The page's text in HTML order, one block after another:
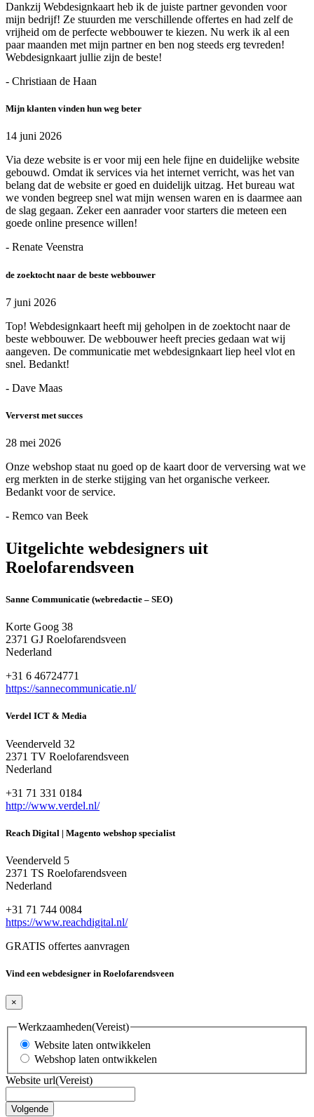
Dankzij Webdesignkaart heb ik de juiste partner gevonden voor
mijn bedrijf! Ze stuurden me verschillende offertes en had zelf de
vrijheid om de perfecte webbouwer te kiezen. Nu werk ik al een
paar maanden met mijn partner en ben nog steeds erg tevreden!
Webdesignkaart jullie zijn de beste!
- Christiaan de Haan
Mijn klanten vinden hun weg beter
14 juni 2026
Via deze website is er voor mij een hele fijne en duidelijke website
gebouwd. Omdat ik services via het internet verricht, was het van
belang dat de website er goed en duidelijk uitzag. Het bureau wat
we vonden begreep snel wat mijn wensen waren en is daarmee aan
de slag gegaan. Zeker een aanrader voor starters die meteen een
goede online presence willen!
- Renate Veenstra
de zoektocht naar de beste webbouwer
7 juni 2026
Top! Webdesignkaart heeft mij geholpen in de zoektocht naar de
beste webbouwer. De webbouwer heeft precies gedaan wat wij
aangeven. De communicatie met webdesignkaart liep heel vlot en
snel. Bedankt!
- Dave Maas
Ververst met succes
28 mei 2026
Onze webshop staat nu goed op de kaart door de verversing wat we
erg merkten in de sterke stijging van het organische verkeer.
Bedankt voor de service.
- Remco van Beek
Uitgelichte webdesigners uit
Roelofarendsveen
Sanne Communicatie (webredactie – SEO)
Korte Goog 38
2371 GJ Roelofarendsveen
Nederland
+31 6 46724771
https://sannecommunicatie.nl/
Verdel ICT & Media
Veenderveld 32
2371 TV Roelofarendsveen
Nederland
+31 71 331 0184
http://www.verdel.nl/
Reach Digital | Magento webshop specialist
Veenderveld 5
2371 TS Roelofarendsveen
Nederland
+31 71 744 0084
https://www.reachdigital.nl/
GRATIS offertes aanvragen
Vind een webdesigner in Roelofarendsveen
×
Werkzaamheden(Vereist)
Website laten ontwikkelen
Webshop laten ontwikkelen
Website url(Vereist)